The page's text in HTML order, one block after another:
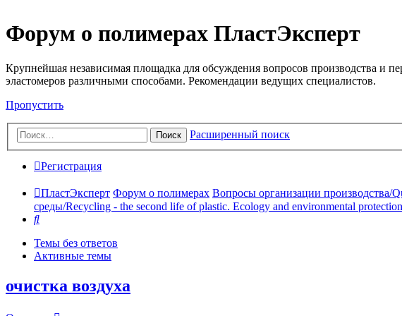
Форум о полимерах ПластЭксперт
Крупнейшая независимая площадка для обсуждения вопросов производства и
эластомеров различными способами. Рекомендации ведущих специалистов.
Пропустить
Поиск Расширенный поиск
Регистрация
ПластЭксперт Форум о полимерах Вопросы организации производства/
среды/Recycling - the second life of plastic. Ecology and environmental protection
Поиск
Темы без ответов
Активные темы
очистка воздуха